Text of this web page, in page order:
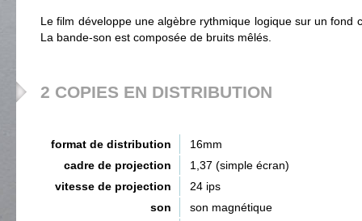
Le film développe une algèbre rythmique logique sur un fond
La bande-son est composée de bruits mêlés.
2 COPIES EN DISTRIBUTION
format de distribution
16mm
cadre de projection
1,37 (simple écran)
vitesse de projection
24 ips
son
son magnétique